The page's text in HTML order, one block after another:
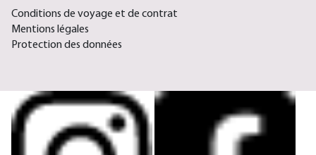
Conditions de voyage et de contrat
Mentions légales
Protection des données